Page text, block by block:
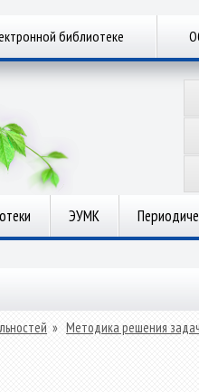
библиотеке
ЭУМК
» Методика решения